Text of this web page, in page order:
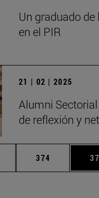
Un graduado
en el PIR
21 | 02 | 2025
Alumni
de reflexión y
Páginas intermedias Use
Página
374